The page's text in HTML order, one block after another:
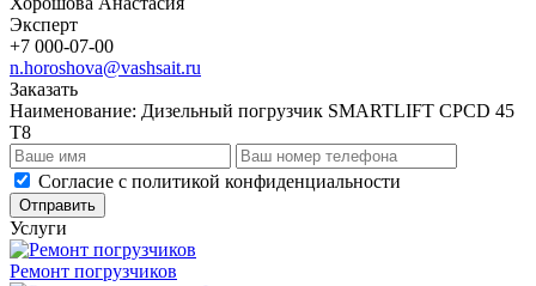
Эксперт
+7 000-07-00
n.horoshova@vashsait.ru
Заказать
Наименование: Дизельный погрузчик SMARTLIFT CPCD 45
T8
Cогласие с политикой конфиденциальности
Отправить
Услуги
Ремонт погрузчиков